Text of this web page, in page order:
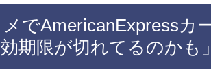
でAmericanExpressカ
期限が切れてるのかも」